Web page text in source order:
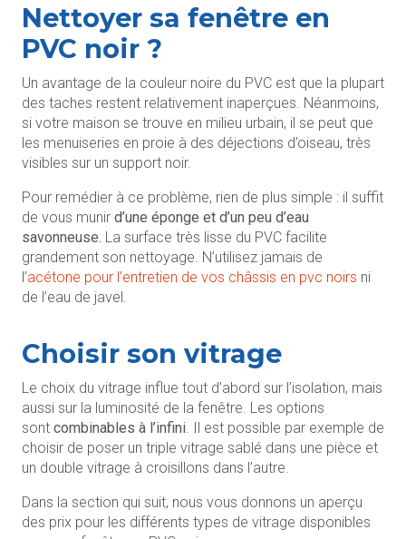
Nettoyer sa fenêtre en
PVC noir ?
Un avantage de la couleur noire du PVC est que la plupart
des taches restent relativement inaperçues. Néanmoins,
si votre maison se trouve en milieu urbain, il se peut que
les menuiseries en proie à des déjections d’oiseau, très
visibles sur un support noir.
Pour remédier à ce problème, rien de plus simple : il suffit
de vous munir d’une éponge et d’un peu d’eau
savonneuse. La surface très lisse du PVC facilite
grandement son nettoyage. N’utilisez jamais de
l’acétone pour l’entretien de vos châssis en pvc noirs ni
de l’eau de javel.
Choisir son vitrage
Le choix du vitrage influe tout d’abord sur l’isolation, mais
aussi sur la luminosité de la fenêtre. Les options
sont combinables à l’infini . Il est possible par exemple de
choisir de poser un triple vitrage sablé dans une pièce et
un double vitrage à croisillons dans l’autre.
Dans la section qui suit, nous vous donnons un aperçu
des prix pour les différents types de vitrage disponibles